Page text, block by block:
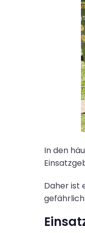
In den
Daher ist
gefährlich